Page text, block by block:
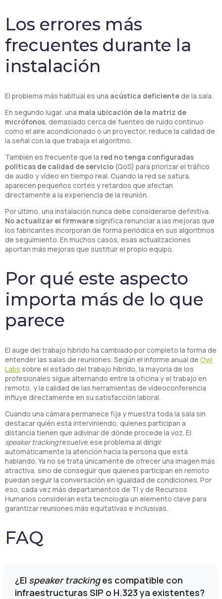
Los errores más
frecuentes durante la
instalación
El problema más habitual es una acústica deficientede la sala.
En segundo lugar, una mala ubicación de la matriz de
micrófonos, demasiado cerca de fuentes de ruido continuo
como el aire acondicionado o un proyector, reduce la calidad de
la señal con la que trabaja el algoritmo.
También es frecuente que la red no tenga configuradas
políticas de calidad de servicio (QoS) para priorizar el tráfico
de audio y vídeo en tiempo real. Cuando la red se satura,
aparecen pequeños cortes y retardos que afectan
directamente a la experiencia de la reunión.
Por último, una instalación nunca debe considerarse definitiva.
No actualizar el firmware significa renunciar a las mejoras que
los fabricantes incorporan de forma periódica en sus algoritmos
de seguimiento. En muchos casos, esas actualizaciones
aportan más mejoras que sustituir el propio equipo.
Por qué este aspecto
importa más de lo que
parece
El auge del trabajo híbrido ha cambiado por completo la forma de
entender las salas de reuniones. Según el informe anual de Owl
Labs sobre el estado del trabajo híbrido, la mayoría de los
profesionales sigue alternando entre la oficina y el trabajo en
remoto, y la calidad de las herramientas de videoconferencia
influye directamente en su satisfacción laboral.
Cuando una cámara permanece fija y muestra toda la sala sin
destacar quién está interviniendo, quienes participan a
distancia tienen que adivinar de dónde procede la voz. El
speaker trackingresuelve ese problema al dirigir
automáticamente la atención hacia la persona que está
hablando. Ya no se trata únicamente de ofrecer una imagen más
atractiva, sino de conseguir que quienes participan en remoto
puedan seguir la conversación en igualdad de condiciones. Por
eso, cada vez más departamentos de TI y de Recursos
Humanos consideran esta tecnología un elemento clave para
garantizar reuniones más equitativas e inclusivas.
FAQ
¿El speaker trackinges compatible con
infraestructuras SIP o H.323 ya existentes?